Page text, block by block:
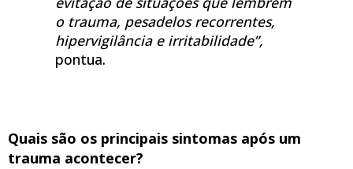
o trauma, pesadelos recorrentes,
hipervigilância e irritabilidade”,
pontua.
Quais são os principais sintomas após um
trauma acontecer?